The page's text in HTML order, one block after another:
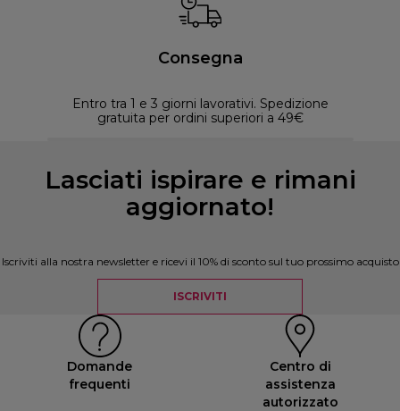
Consegna
Entro tra 1 e 3 giorni lavorativi. Spedizione
gratuita per ordini superiori a 49€
Lasciati ispirare e rimani
aggiornato!
Iscriviti alla nostra newsletter e ricevi il 10% di sconto sul tuo prossimo acquisto
ISCRIVITI
Domande
frequenti
Centro di
assistenza
autorizzato